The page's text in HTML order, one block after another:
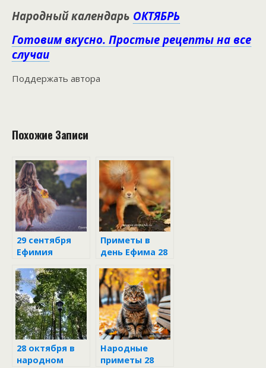
Народный календарь ОКТЯБРЬ
Готовим вкусно. Простые рецепты на все
случаи
Поддержать автора
Похожие Записи
29 сентября
Ефимия
Приметы в
день Ефима 28
28 октября в
народном
Народные
приметы 28